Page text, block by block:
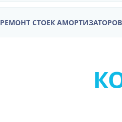
РЕМОНТ СТОЕК